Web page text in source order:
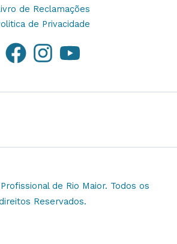
de Reclamações
de Privacidade
de Rio Maior. Todos os
Reservados.